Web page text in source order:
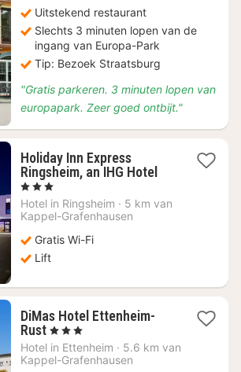
Uitstekend restaurant
Slechts 3 minuten lopen van de
ingang van Europa-Park
Tip: Bezoek Straatsburg
"Gratis parkeren. 3 minuten lopen van
europapark. Zeer goed ontbijt."
Holiday Inn Express
Ringsheim, an IHG Hotel1
vanaf
, 3 Sterren
Hotel in Ringsheim · 5 km van
Kappel-Grafenhausen
Gratis Wi-Fi
Lift
DiMas Hotel Ettenheim-
Rust1
nacht
vanaf
, 3 Sterren
Hotel in Ettenheim · 5.6 km van
Kappel-Grafenhausen